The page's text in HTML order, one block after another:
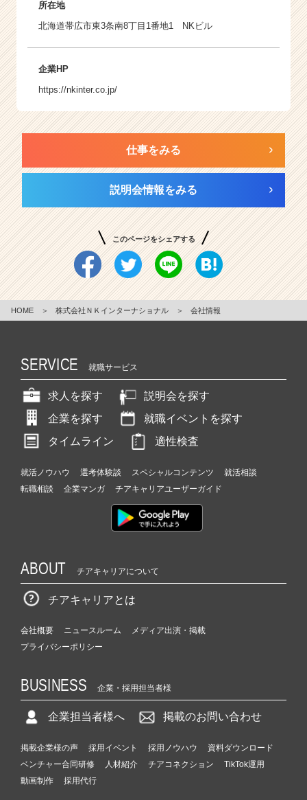
所在地
北海道帯広市東3条南8丁目1番地1 NKビル
企業HP
https://nkinter.co.jp/
仕事をみる
説明会情報をみる
このページをシェアする
HOME ＞ 株式会社ＮＫインターナショナル ＞ 会社情報
SERVICE 就職サービス
求人を探す
説明会を探す
企業を探す
就職イベントを探す
タイムライン
適性検査
就活ノウハウ 選考体験談 スペシャルコンテンツ
就活相談
転職相談
企業マンガ チアキャリアユーザーガイド
ABOUT チアキャリアについて
チアキャリアとは
会社概要 ニュースルーム
メディア出演・掲載
プライバシーポリシー
BUSINESS 企業・採用担当者様
企業担当者様へ 掲載のお問い合わせ
掲載企業様の声 採用イベント 採用ノウハウ
資料ダウンロード
ベンチャー合同研修
人材紹介 チアコネクション
TikTok運用
動画制作
採用代行